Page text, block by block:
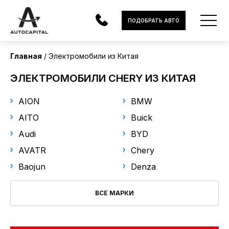
В НАЛИЧИИ
МОТОЦИКЛЫ
ЛИЗИНГ
НОВОСТИ
ПОДОБРАТЬ АВТО
Главная Электромобили из Китая
ЭЛЕКТРОМОБИЛИ CHERY ИЗ КИТАЯ
AION
AITO
Audi
AVATR
Baojun
BMW
Buick
BYD
Chery
Denza
ВСЕ МАРКИ
Страна поставки
Модель
Выберите модель
Год выпуска
от до